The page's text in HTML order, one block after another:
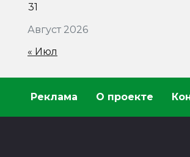
Август 2026
31
« Июл
Реклама О проекте